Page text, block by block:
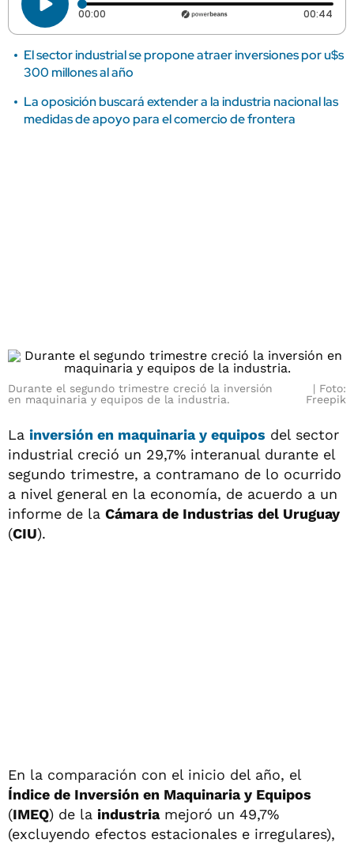
00:00 Tiempo transcurrido: 0 segundos 00:44
El sector industrial se propone atraer inversiones por u$s
300 millones al año
La oposición buscará extender a la industria nacional las
medidas de apoyo para el comercio de frontera
Durante el segundo trimestre creció la inversión
en maquinaria y equipos de la industria.
Foto:
Freepik
La inversión en maquinaria y equipos del sector
industrial creció un 29,7% interanual durante el
segundo trimestre, a contramano de lo ocurrido
a nivel general en la economía, de acuerdo a un
informe de la Cámara de Industrias del Uruguay
(CIU).
En la comparación con el inicio del año, el
Índice de Inversión en Maquinaria y Equipos
(IMEQ) de la industriamejoró un 49,7%
(excluyendo efectos estacionales e irregulares),